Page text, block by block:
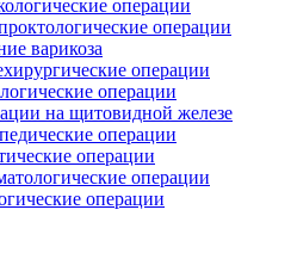
операции
операции
варикоза
операции
операции
на щитовидной железе
операции
операции
операции
операции